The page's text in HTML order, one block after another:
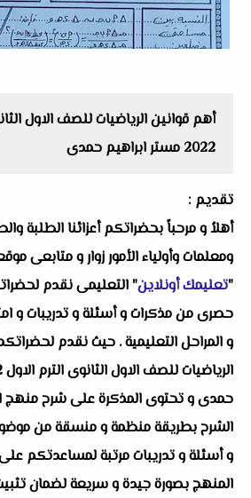
أهم قوانين الرياضيات للصف الاول
2022 مستر ابراهيم حمدى
تقديم :
أهلاُ و مرحباً بحضراتكم أعزائنا الطلبة
ومعلمات وأولياء الأمور زوار و متابعى
"تعليمك أونلاين" التعليمى نقدم
حصرى من مذكرات و أسئلة و تدريبات و
و المراحل التعليمية . حيث نقدم
حمدى و تحتوى المذكرة على شرح منهج
الشرح بطريقة منظمة و منسقة من
و أسئلة و تدريبات مرتبة لمساعدتكم
المنهج بصورة جيدة و سريعة لضمان